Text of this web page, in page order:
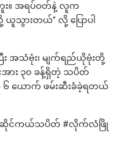
း။ အရပ်ဝတ်နဲ့ လူက
ားတယ်” လို့ ပြောပါ
အသံဗုံး၊ မျက်ရည်ယိုဗုံးတို့
ား ၃၀ ခန့်ရှိတဲ့ သပိတ်
၆ ယောက် ဖမ်းဆီးခံခဲ့ရတယ်
ရှိုး #ဆိုင်ကယ်သပိတ် #လိုက်လံဖြို